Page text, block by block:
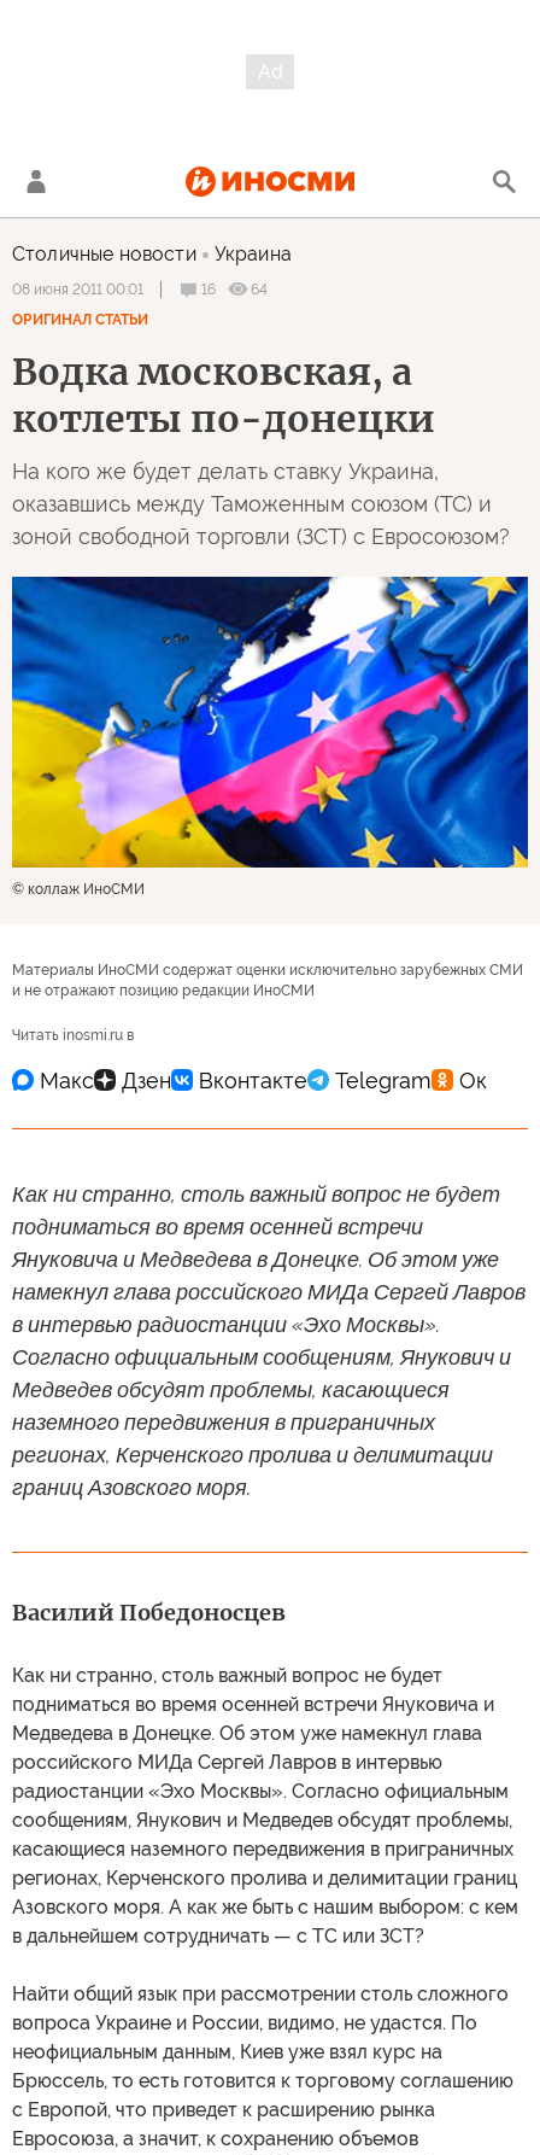
Столичные новости Украина
08 июня 2011 00:01 16
64
ОРИГИНАЛ СТАТЬИ
Водка московская, а
котлеты по-донецки
На кого же будет делать ставку Украина,
оказавшись между Таможенным союзом (ТС) и
зоной свободной торговли (ЗСТ) с Евросоюзом?
© коллаж ИноСМИ
Материалы ИноСМИ содержат оценки исключительно зарубежных СМИ
и не отражают позицию редакции ИноСМИ
Читать inosmi.ru в
Как ни странно, столь важный вопрос не будет
подниматься во время осенней встречи
Януковича и Медведева в Донецке. Об этом уже
намекнул глава российского МИДа Сергей Лавров
в интервью радиостанции «Эхо Москвы».
Согласно официальным сообщениям, Янукович и
Медведев обсудят проблемы, касающиеся
наземного передвижения в приграничных
регионах, Керченского пролива и делимитации
границ Азовского моря.
Василий Победоносцев
Как ни странно, столь важный вопрос не будет
подниматься во время осенней встречи Януковича и
Медведева в Донецке. Об этом уже намекнул глава
российского МИДа Сергей Лавров в интервью
радиостанции «Эхо Москвы». Согласно официальным
сообщениям, Янукович и Медведев обсудят проблемы,
касающиеся наземного передвижения в приграничных
регионах, Керченского пролива и делимитации границ
Азовского моря. А как же быть с нашим выбором: с кем
в дальнейшем сотрудничать — с ТС или ЗСТ?
Найти общий язык при рассмотрении столь сложного
вопроса Украине и России, видимо, не удастся. По
неофициальным данным, Киев уже взял курс на
Брюссель, то есть готовится к торговому соглашению
с Европой, что приведет к расширению рынка
Евросоюза, а значит, к сохранению объемов